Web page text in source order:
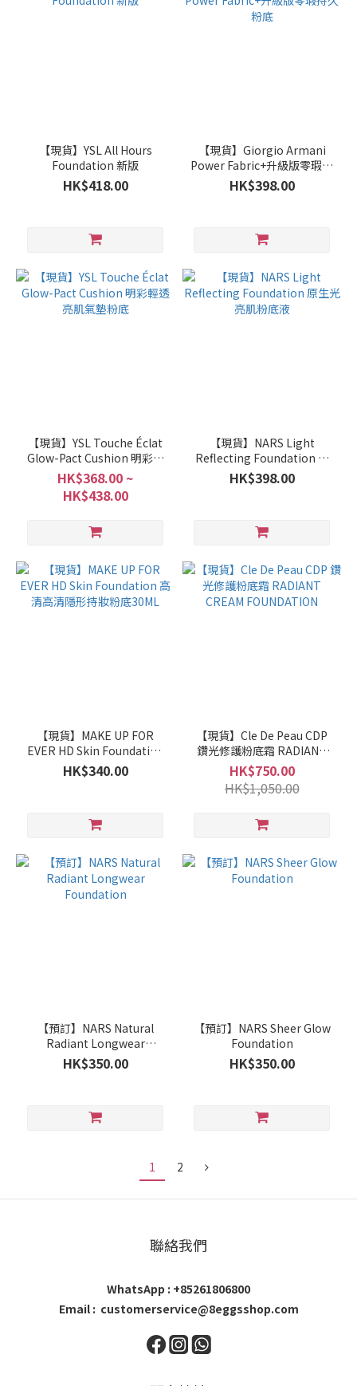
【現貨】YSL All Hours
Foundation 新版
HK$418.00
【現貨】Giorgio Armani
Power Fabric+升級版零瑕持
久粉底
HK$398.00
【現貨】YSL Touche Éclat
Glow-Pact Cushion 明彩輕
透亮肌氣墊粉底
HK$368.00 ~
HK$438.00
【現貨】NARS Light
Reflecting Foundation 原
生光亮肌粉底液
HK$398.00
【現貨】MAKE UP FOR
EVER HD Skin Foundation
高清高清隱形持妝粉底30ML
HK$340.00
【現貨】Cle De Peau CDP
鑽光修護粉底霜 RADIANT
CREAM FOUNDATION
HK$750.00
HK$1,050.00
【預訂】NARS Natural
Radiant Longwear
Foundation
HK$350.00
【預訂】NARS Sheer Glow
Foundation
HK$350.00
1 2
聯絡我們
WhatsApp : +85261806800
Email : customerservice@8eggsshop.com